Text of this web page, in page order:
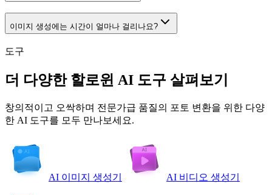
이미지 생성에는 시간이 얼마나 걸리나요?
도구
더 다양한 할로윈 AI 도구 살펴보기
창의적이고 오싹하며 전문가급 품질의 포토 변환을 위한 다양
한 AI 도구를 모두 만나보세요.
AI 이미지 생성기 AI 비디오 생성기